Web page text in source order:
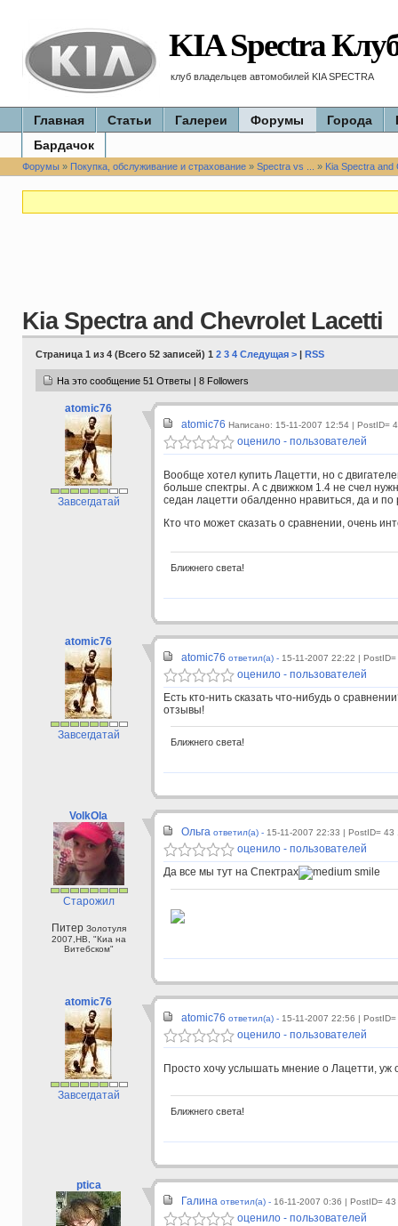
KIA Spectra
клуб владельцев автомобилей KIA SPECTRA
Главная Статьи Галереи Форумы Города
Бардачок
Форумы» Покупка, обслуживание и страхование» Spectra vs ... » Kia Spectra and
Kia Spectra and Chevrolet Lacetti
Страница 1 из 4 (Всего 52 записей) 1 2 3 4 Следущая >| RSS
На это сообщение 51 Ответы | 8 Followers
atomic76
Завсегдатай
atomic76 Написано: 15-11-2007 12:54 | PostID=
оценило - пользователей
Вообще хотел купить Лацетти, но с
больше спектры. А с движком 1.4 не счел
седан лацетти обалденно нравиться, да и по
Кто что может сказать о сравнении, очень
Ближнего света!
atomic76
Завсегдатай
atomic76 ответил(а) - 15-11-2007 22:22 |
оценило - пользователей
Есть кто-нить сказать что-нибудь о
отзывы!
Ближнего света!
VolkOla
Старожил
Питер Золотуля
2007,НВ, "Киа на
Витебском"
Ольга ответил(а) - 15-11-2007 22:33 | PostID= 43
оценило - пользователей
Да все мы тут на Спектрах
atomic76
Завсегдатай
atomic76 ответил(а) - 15-11-2007 22:56 |
оценило - пользователей
Просто хочу услышать мнение о Лацетти, уж
Ближнего света!
ptica
Галина ответил(а) - 16-11-2007 0:36 | PostID= 43
оценило - пользователей